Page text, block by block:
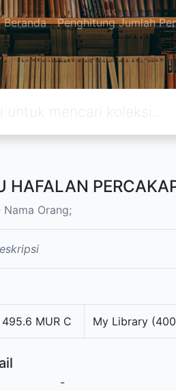
Beranda Penghitung Jumlah
HAFALAN
Nama Orang;
495.6 MUR C My Library
-